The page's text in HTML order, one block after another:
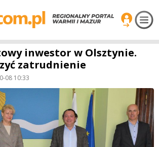
inwestor w Olsztynie.
zatrudnienie
08 10:33